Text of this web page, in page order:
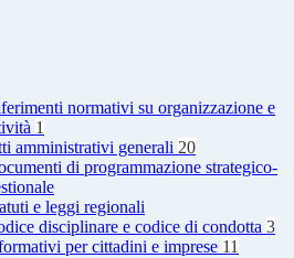
normativi su organizzazione e
1
amministrativi generali 20
di programmazione strategico-
e leggi regionali
disciplinare e codice di condotta 3
per cittadini e imprese 11